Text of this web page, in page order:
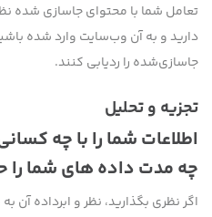
تعامل شما با محتوای جاسازی شده
دارید و به آن وب‌سایت وارد شده
جاسازی‌شده را ردیابی کنند.
تجزیه و تحلیل
اطلاعات شما را با چه
چه مدت داده های شما را
اگر نظری بگذارید، نظر و ابرداده